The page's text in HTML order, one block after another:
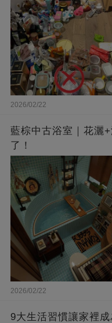
2026/02/22
藍棕中古浴室｜花灑
了！
2026/02/22
9大生活習慣讓家裡